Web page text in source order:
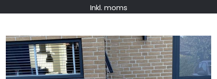
Inkl. moms​​​